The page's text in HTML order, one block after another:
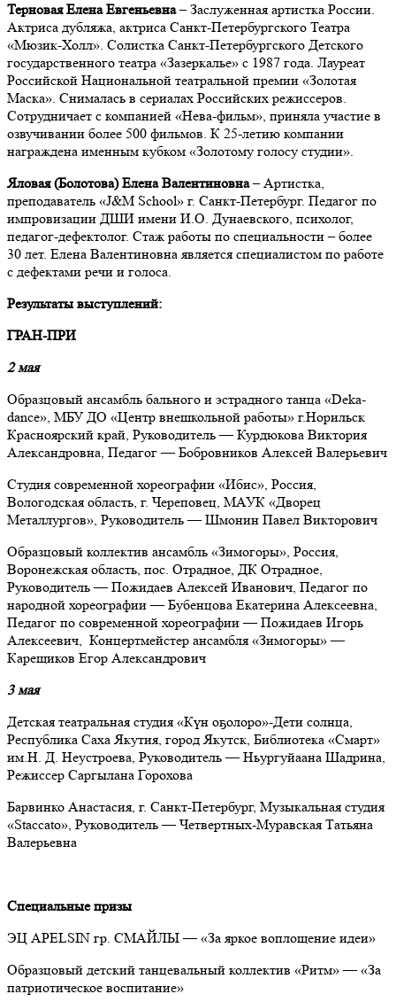
Терновая Елена Евгеньевна– Заслуженная артистка России.
Актриса дубляжа, актриса Санкт-Петербургского Театра
«Мюзик-Холл». Солистка Санкт-Петербургского Детского
государственного театра «Зазеркалье» с 1987 года. Лауреат
Российской Национальной театральной премии «Золотая
Маска». Снималась в сериалах Российских режиссеров.
Сотрудничает с компанией «Нева-фильм», приняла участие в
озвучивании более 500 фильмов. К 25-летию компании
награждена именным кубком «Золотому голосу студии».
Яловая (Болотова) Елена Валентиновна– Артистка,
преподаватель «J&M School» г. Санкт-Петербург. Педагог по
импровизации ДШИ имени И.О. Дунаевского, психолог,
педагог-дефектолог. Стаж работы по специальности – более
30 лет. Елена Валентиновна является специалистом по работе
с дефектами речи и голоса.
Результаты выступлений:
ГРАН-ПРИ
2 мая
Образцовый ансамбль бального и эстрадного танца «Deka-
dance», МБУ ДО «Центр внешкольной работы» г.Норильск
Красноярский край, Руководитель — Курдюкова Виктория
Александровна, Педагог — Бобровников Алексей Валерьевич
Студия современной хореографии «Ибис», Россия,
Вологодская область, г. Череповец, МАУК «Дворец
Металлургов», Руководитель — Шмонин Павел Викторович
Образцовый коллектив ансамбль «Зимогоры», Россия,
Воронежская область, пос. Отрадное, ДК Отрадное,
Руководитель — Пожидаев Алексей Иванович, Педагог по
народной хореографии — Бубенцова Екатерина Алексеевна,
Педагог по современной хореографии — Пожидаев Игорь
Алексеевич, Концертмейстер ансамбля «Зимогоры» —
Карещиков Егор Александрович
3 мая
Детская театральная студия «Күн оҕолоро»-Дети солнца,
Республика Саха Якутия, город Якутск, Библиотека «Смарт»
им.Н. Д. Неустроева, Руководитель — Ньургуйаана Шадрина,
Режиссер Саргылана Горохова
Барвинко Анастасия, г. Санкт-Петербург, Музыкальная студия
«Staccato», Руководитель — Четвертных-Муравская Татьяна
Валерьевна
Специальные призы
ЭЦ APELSIN гр. СМАЙЛЫ — «За яркое воплощение идеи»
Образцовый детский танцевальный коллектив «Ритм» — «За
патриотическое воспитание»